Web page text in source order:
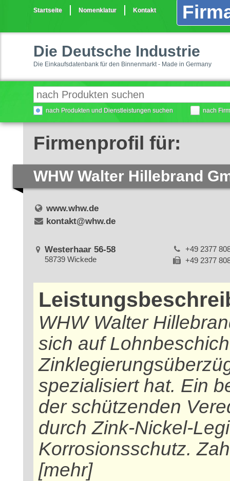
Startseite Nomenklatur Kontakt
Die Deutsche Industrie
Die Einkaufsdatenbank für den Binnenmarkt - Made in Germany
nach Produkten und Dienstleistungen suchen nach
Firmenprofil für:
WHW Walter Hillebrand
www.whw.de
kontakt@whw.de
Westerhaar 56-58
58739 Wickede
+49 2377
+49 2377
WHW Walter
sich auf
spezialisiert hat. Ein
der schützenden
durch Zink-Nickel-
Korrosionsschutz.
[mehr]